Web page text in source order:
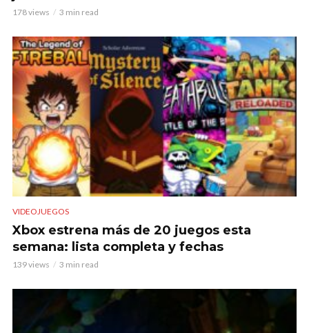
178 views 3 min read
VIDEOJUEGOS
Xbox estrena más de 20 juegos esta
semana: lista completa y fechas
139 views 3 min read